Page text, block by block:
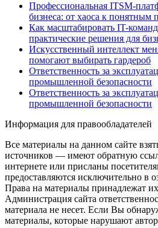
Профессиональная ITSM-
бизнеса: от хаоса к понятным
Как масштабировать IT-
практические решения для
Искусственный интеллект
помогают выбирать гардероб
Ответственность за
промышленной безопасности
Ответственность за
промышленной безопасности
Информация для правообладателей
Все материалы на данном сайте
источников — имеют обратную
интернете или присланы
предоставляются исключительно в
Права на материалы принадлежат
Администрация сайта
материала не несет. Если Вы
материалы, которые нарушают